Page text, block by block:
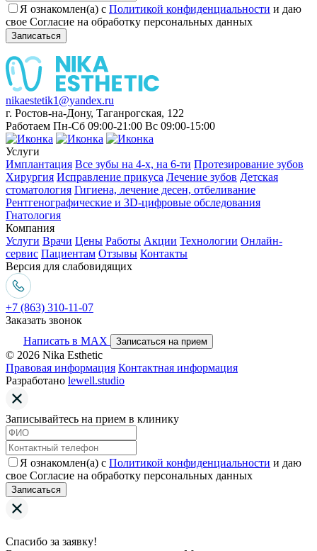
Я ознакомлен(а) с Политикой конфиденциальности и даю
свое Согласие на обработку персональных данных
Записаться
nikaestetik1@yandex.ru
г. Ростов-на-Дону, Таганрогская, 122
Работаем Пн-Сб 09:00-21:00 Вс 09:00-15:00
Услуги
Имплантация Все зубы на 4-х, на 6-ти Протезирование зубов
Хирургия Исправление прикуса Лечение зубов Детская
стоматология Гигиена, лечение десен, отбеливание
Рентгенографические и 3D-цифровые обследования
Гнатология
Компания
Услуги Врачи Цены Работы Акции Технологии Онлайн-
сервис Пациентам Отзывы Контакты
Версия для слабовидящих
+7 (863) 310-11-07
Заказать звонок
Написать в MAX
Записаться на прием
© 2026 Nika Esthetic
Правовая информация Контактная информация
Разработано lewell.studio
Записывайтесь на прием в клинику
Я ознакомлен(а) с Политикой конфиденциальности и даю
свое Согласие на обработку персональных данных
Записаться
Спасибо за заявку!